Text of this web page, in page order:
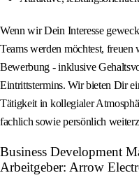
Wenn wir Dein Interesse
Teams werden möchtest,
Bewerbung - inklusive
Eintrittstermins. Wir bieten Dir
Tätigkeit in kollegialer
fachlich sowie persönlich
Business Development
Arbeitgeber: Arrow